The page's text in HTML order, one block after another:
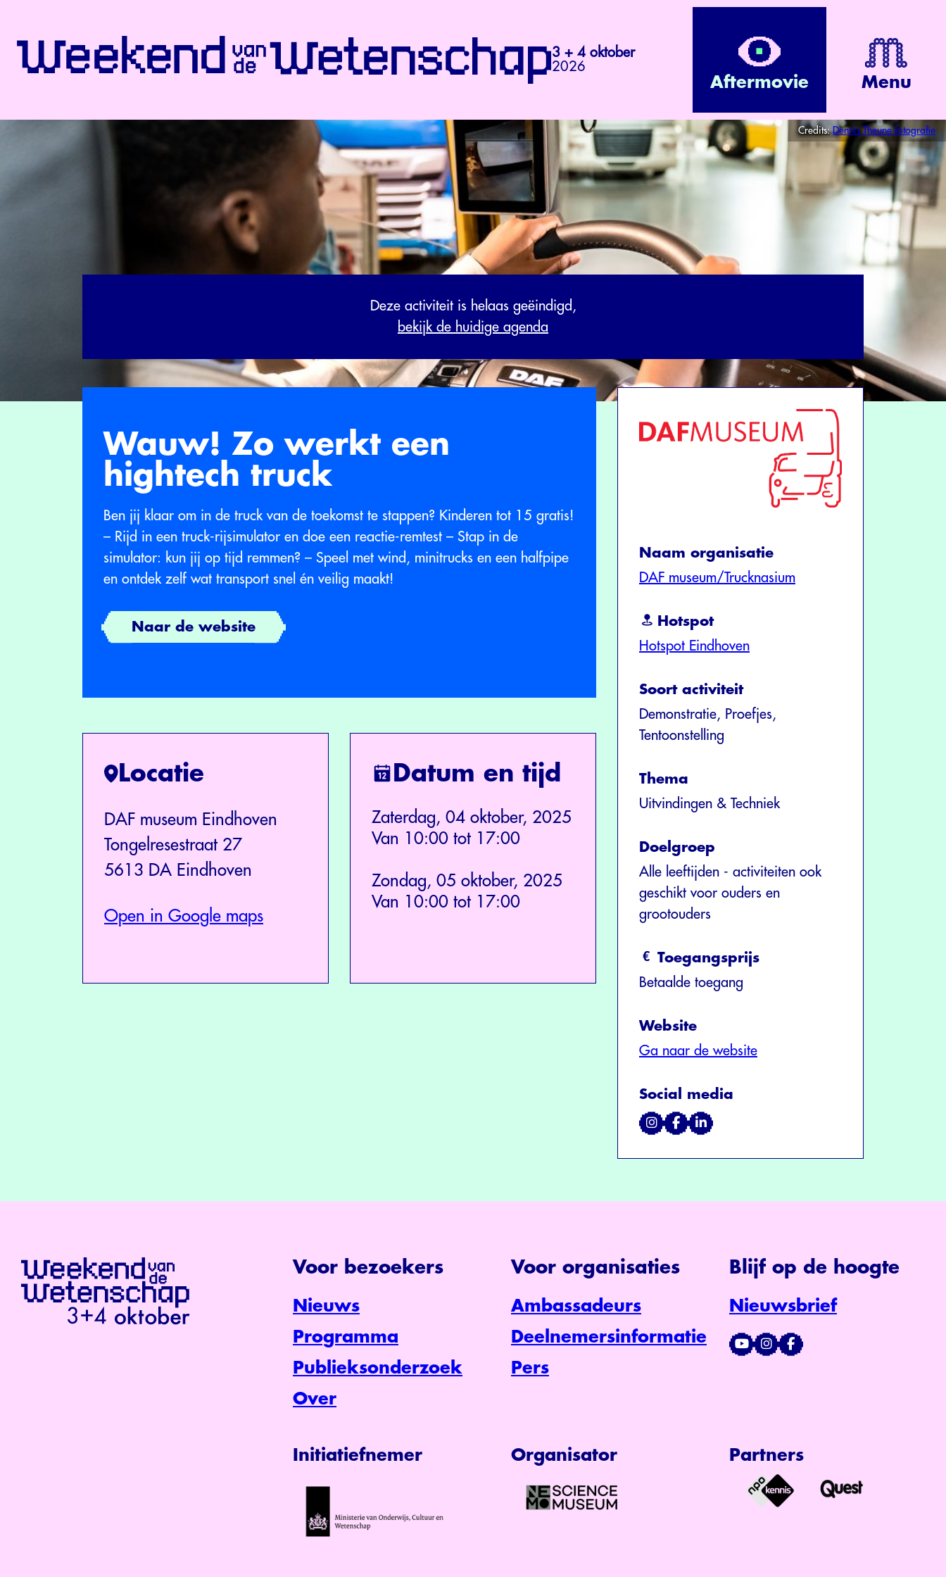
3 + 4 oktober
2026
Aftermovie Menu
Credits:Dennis Theune fotografie
Deze activiteit is helaas geëindigd,
bekijk de huidige agenda
Wauw! Zo werkt een
hightech truck
Ben jij klaar om in de truck van de toekomst te stappen? Kinderen tot 15 gratis!
– Rijd in een truck-rijsimulator en doe een reactie-remtest – Stap in de
simulator: kun jij op tijd remmen? – Speel met wind, minitrucks en een halfpipe
en ontdek zelf wat transport snel én veilig maakt!
Naar de website
Locatie
DAF museum Eindhoven
Tongelresestraat 27
5613 DA Eindhoven
Open in Google maps
Datum en tijd
Zaterdag, 04 oktober, 2025
Van 10:00 tot 17:00
Zondag, 05 oktober, 2025
Van 10:00 tot 17:00
Naam organisatie
DAF museum/Trucknasium
Hotspot
Hotspot Eindhoven
Soort activiteit
Demonstratie, Proefjes,
Tentoonstelling
Thema
Uitvindingen & Techniek
Doelgroep
Alle leeftijden - activiteiten ook
geschikt voor ouders en
grootouders
Toegangsprijs
Betaalde toegang
Website
Ga naar de website
Social media
Voor bezoekers
Nieuws
Programma
Publieksonderzoek
Over
Voor organisaties
Ambassadeurs
Deelnemersinformatie
Pers
Blijf op de hoogte
Nieuwsbrief
Initiatiefnemer Organisator Partners